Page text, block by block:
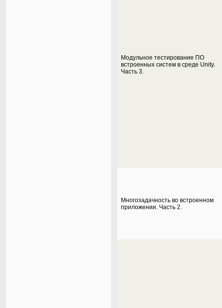
Модульное тестирование ПО
встроенных систем в среде Unity.
Часть 3.
Многозадачность во встроенном
приложении. Часть 2.